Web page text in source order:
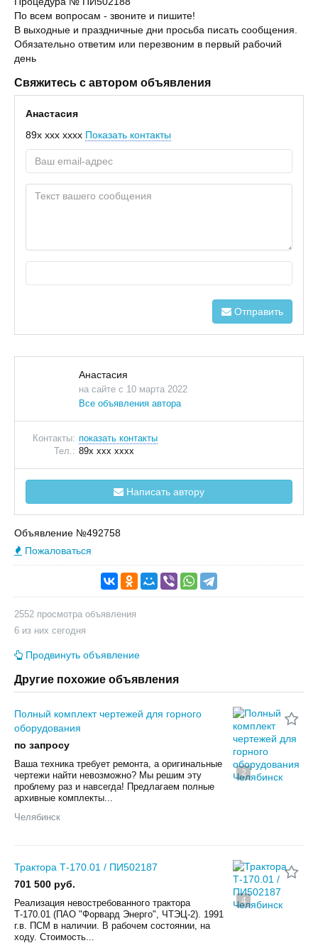
По всем вопросам - звоните и пишите!
В выходные и праздничные дни просьба писать сообщения.
Обязательно ответим или перезвоним в первый рабочий
день
Свяжитесь с автором объявления
Анастасия
89x xxx xxxx Показать контакты
Отправить
Анастасия
на сайте с 10 марта 2022
Все объявления автора
Контакты: показать контакты
Тел.: 89x xxx xxxx
Написать автору
Объявление №492758
Пожаловаться
2552 просмотра объявления
6 из них сегодня
Продвинуть объявление
Другие похожие объявления
2
Полный комплект чертежей для горного
оборудования
по запросу
Ваша техника требует ремонта, а оригинальные
чертежи найти невозможно? Мы решим эту
проблему раз и навсегда! Предлагаем полные
архивные комплекты...
Челябинск
4
Трактора Т-170.01 / ПИ502187
701 500 руб.
Реализация невостребованного трактора
Т-170.01 (ПАО "Форвард Энерго", ЧТЭЦ-2). 1991
г.в. ПСМ в наличии. В рабочем состоянии, на
ходу. Стоимость...